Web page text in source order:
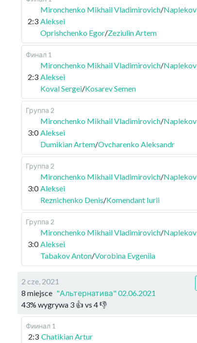
2:3
Mironchenko Mikhail Vladimirovich/Naplekov
Aleksei
Oprishchenko Egor/Zeziulin Artem
Финал 1
2:3
Mironchenko Mikhail Vladimirovich/Naplekov
Aleksei
Koval Sergei/Kosarev Semen
Группа 2
3:0
Mironchenko Mikhail Vladimirovich/Naplekov
Aleksei
Dumikian Artem/Ovcharenko Aleksandr
Группа 2
3:0
Mironchenko Mikhail Vladimirovich/Naplekov
Aleksei
Reznichenko Denis/Komendant Iurii
Группа 2
3:0
Mironchenko Mikhail Vladimirovich/Naplekov
Aleksei
Tabakov Anton/Vorobina Evgeniia
2 cze, 2021
8 miejsce "Альтернатива" 02.06.2021
43% wygrywa 3 👍 vs 4👎
Фиинал 1
2:3 Chatikian Artur